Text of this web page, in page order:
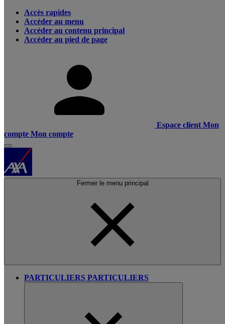
Accès rapides
Accéder au menu
Accéder au contenu principal
Accéder au pied de page
Espace client Mon
compte Mon compte
Fermer le menu principal
PARTICULIERS PARTICULIERS